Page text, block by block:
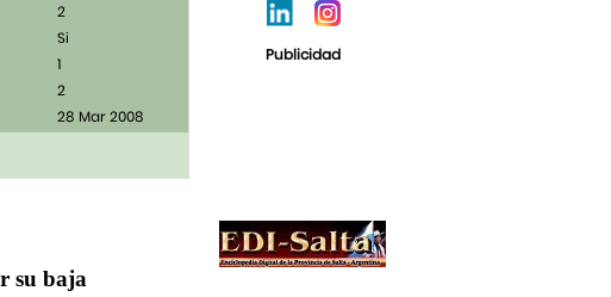
2
Si
1
2
28 Mar 2008
su baja
Publicidad